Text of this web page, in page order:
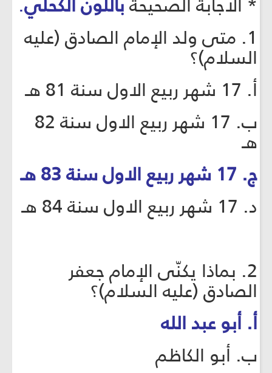
1. متى ولد الإمام الصادق (عليه
السلام)؟
أ. 17 شهر ربيع الاول سنة 81 هـ
ب. 17 شهر ربيع الاول سنة 82
هـ
ج. 17 شهر ربيع الاول سنة 83 هـ
د. 17 شهر ربيع الاول سنة 84 هـ
2. بماذا يكنّى الإمام جعفر
الصادق (عليه السلام)؟
أ. أبو عبد الله
ب. أبو الكاظم